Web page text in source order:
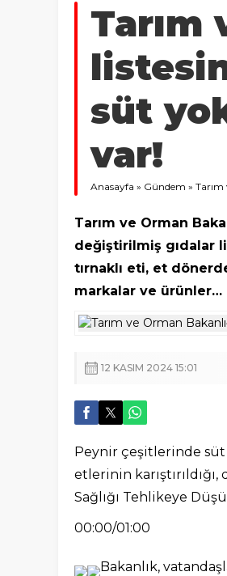
Tarım
süt
var!
Anasayfa » Gündem »
Tarım ve Orman
değiştirilmiş gıdalar
tırnaklı eti, et
markalar ve ürünler…
12 KASIM 2024 15:01
Peynir çeşitlerinde süt
etlerinin
Sağlığı Tehlikeye
00:00/01:00
Bakanlık,